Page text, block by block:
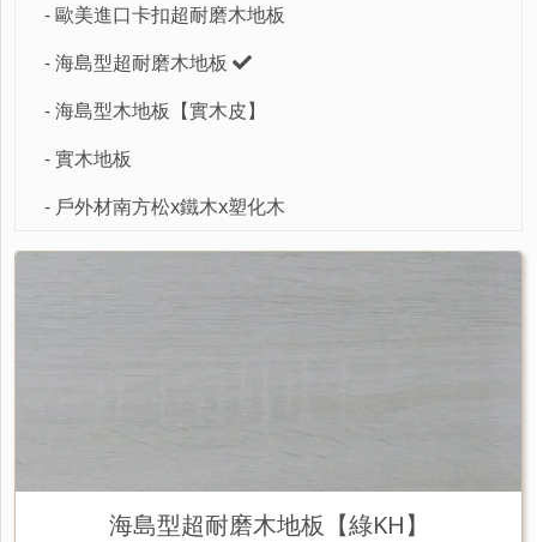
- 歐美進口卡扣超耐磨木地板
- 海島型超耐磨木地板
- 海島型木地板【實木皮】
- 實木地板
- 戶外材南方松x鐵木x塑化木
海島型超耐磨木地板【綠KH】